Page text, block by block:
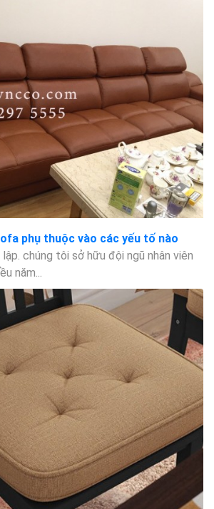
phụ thuộc vào các yếu tố nào
chúng tôi sở hữu đội ngũ nhân viên
năm...